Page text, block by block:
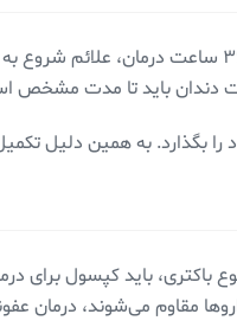
در برخی از افراد و بسته به درجه
دندان باید تا مدت مشخص
باکتری، باید کپسول
مقاوم می‌شوند، درمان